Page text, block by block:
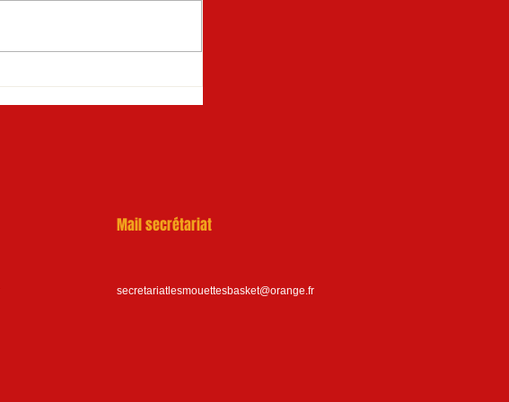
Mail secrétariat
secretariatlesmouettesbasket@orange.fr